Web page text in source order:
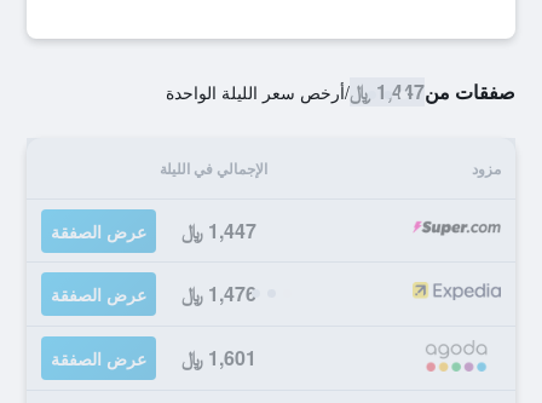
صفقات من1,447 ﷼ /أرخص سعر الليلة الواحدة
مزود الإجمالي في الليلة
1,447 ﷼ عرض الصفقة
1,476 ﷼ عرض الصفقة
1,601 ﷼ عرض الصفقة